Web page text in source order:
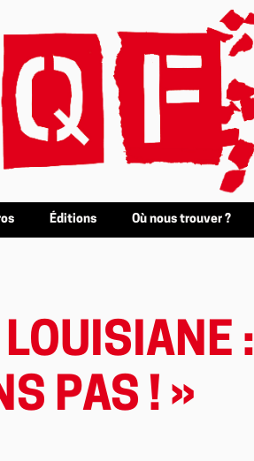
Éditions Où nous trouver ?
:
PAS ! »